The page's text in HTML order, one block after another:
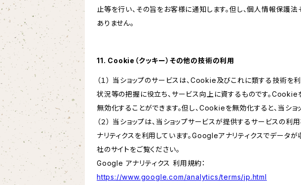
止等を行い、その旨をお客様に通知します。但し、個人情報保護
ありません。
11. Cookie（クッキー）その他の技術の利用
（１） 当ショップのサービスは、Cookie及びこれに類する技術を
状況等の把握に役立ち、サービス向上に資するものです。
無効化することができます。但し、Cookieを無効化すると、当シ
（２） 当ショップは、当ショップサービスが提供するサービス
ナリティクスを利用しています。Googleアナリティクスでデータ
社のサイトをご覧ください。
Google アナリティクス 利用規約：
https://www.google.com/analytics/terms/jp.html